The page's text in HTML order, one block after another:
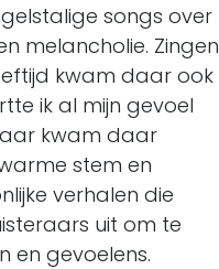
songs over
melancholie. Zingen
kwam daar ook
ik al mijn gevoel
kwam daar
stem en
verhalen die
uit om te
en gevoelens.